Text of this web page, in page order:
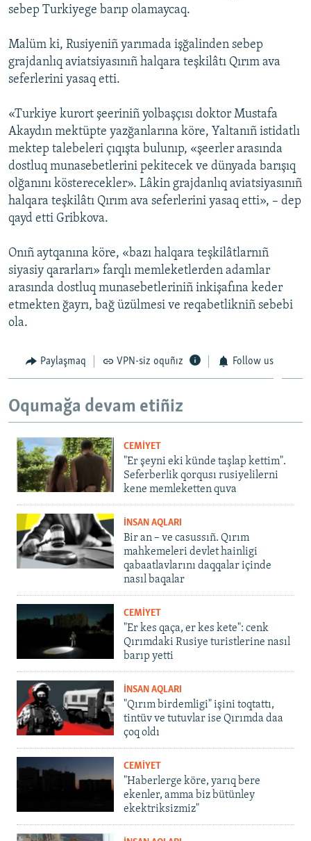
RFE/RS bütün saytları
sebep Turkiyege barıp olamaycaq.
Malüm ki, Rusiyeniñ yarımada işğalinden sebep
grajdanlıq aviatsiyasınıñ halqara teşkilâtı Qırım ava
seferlerini yasaq etti.
«Turkiye kurort şeeriniñ yolbaşçısı doktor Mustafa
Akaydın mektüpte yazğanlarına köre, Yaltanıñ istidatlı
mektep talebeleri çıqışta bulunıp, «şeerler arasında
dostluq munasebetlerini pekitecek ve dünyada barışıq
olğanını kösterecekler». Lâkin grajdanlıq aviatsiyasınıñ
halqara teşkilâtı Qırım ava seferlerini yasaq etti», – dep
qayd etti Gribkova.
Onıñ aytqanına köre, «bazı halqara teşkilâtlarnıñ
siyasiy qararları» farqlı memleketlerden adamlar
arasında dostluq munasebetleriniñ inkişafına keder
etmekten ğayrı, bağ üzülmesi ve reqabetlikniñ sebebi
ola.
Paylaşmaq VPN-siz oquñız Follow us
Oqumağa devam etiñiz
CEMİYET
"Er şeyni eki künde taşlap kettim".
Seferberlik qorqusı rusiyelilerni
kene memleketten quva
İNSAN AQLARI
Bir an – ve casussıñ. Qırım
mahkemeleri devlet hainligi
qabaatlavlarını daqqalar içinde
nasıl baqalar
CEMİYET
"Er kes qaça, er kes kete": cenk
Qırımdaki Rusiye turistlerine nasıl
barıp yetti
İNSAN AQLARI
"Qırım birdemligi" işini toqtattı,
tintüv ve tutuvlar ise Qırımda daa
çoq oldı
CEMİYET
"Haberlerge köre, yarıq bere
ekenler, amma biz bütünley
ekektriksizmiz"